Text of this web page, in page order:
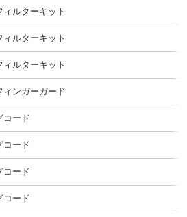
ィルターキット
ィルターキット
ィルターキット
ィンガーガード
コード
コード
コード
コード